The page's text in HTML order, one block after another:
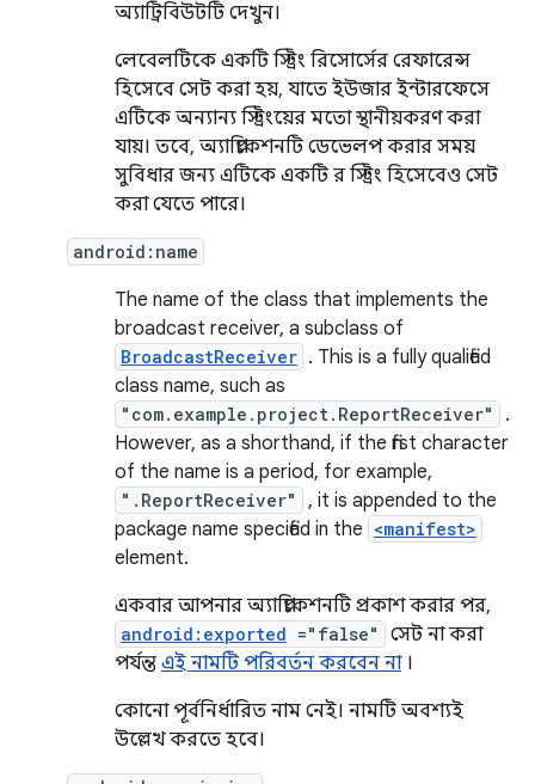
অ্যাট্রিবিউটটি দেখুন।
লেবেলটিকে একটি স্ট্রিং রিসোর্সের রেফারেন্স
হিসেবে সেট করা হয়, যাতে ইউজার ইন্টারফেসে
এটিকে অন্যান্য স্ট্রিংয়ের মতো স্থানীয়করণ করা
যায়। তবে, অ্যাপ্লিকেশনটি ডেভেলপ করার সময়
সুবিধার জন্য এটিকে একটি র স্ট্রিং হিসেবেও সেট
করা যেতে পারে।
android:name
The name of the class that implements the
broadcast receiver, a subclass of
BroadcastReceiver . This is a fully qualified
class name, such as
"com.example.project.ReportReceiver"
.
However, as a shorthand, if the first character
of the name is a period, for example,
".ReportReceiver"
, it is appended to the
package name specified in the <manifest>
element.
একবার আপনার অ্যাপ্লিকেশনটি প্রকাশ করার পর,
android:exported ="false"
সেট না করা
পর্যন্ত এই নামটি পরিবর্তন করবেন না।
কোনো পূর্বনির্ধারিত নাম নেই। নামটি অবশ্যই
উল্লেখ করতে হবে।